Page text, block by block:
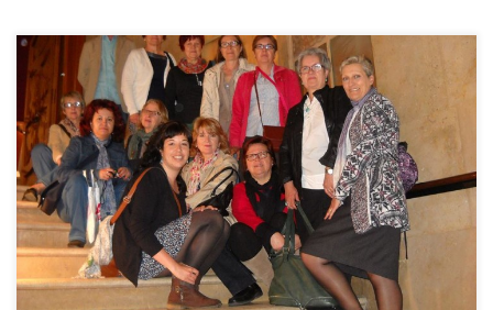
Des de la Generalitat de Catalunya i el Departament de Benestar
Social -dintre de la col·lecció de llibres ‘Eines 24’- s’ha editat una
obra dedicada a les experiències que portem a terme des dels
projectes del Punt Òmnia. Aquest llibre titulat ‘Experiències del
Programa Òmnia (2011-2014) ha estat publicat en […]